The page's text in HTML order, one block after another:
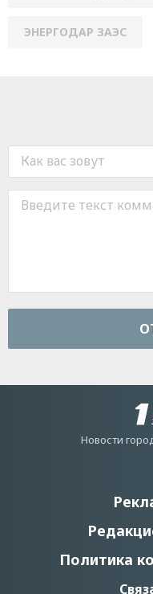
ЭНЕРГОДАР ЗАЭС
Новости
Политика